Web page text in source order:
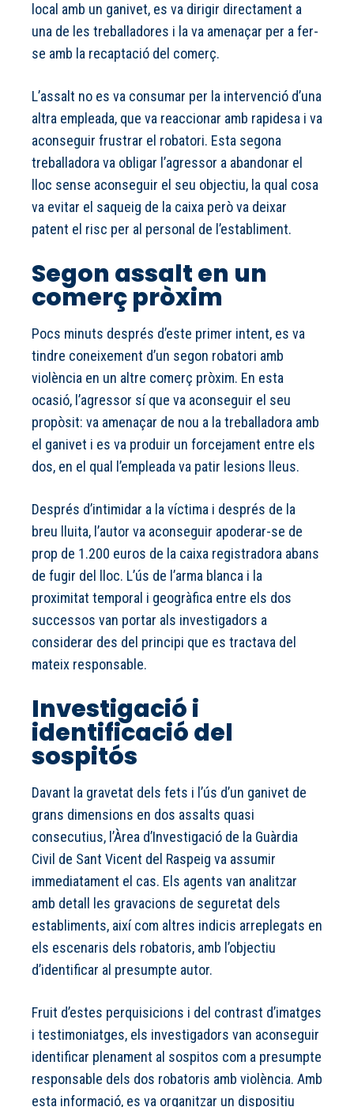
local amb un ganivet, es va dirigir directament a
una de les treballadores i la va amenaçar per a fer-
se amb la recaptació del comerç.
L’assalt no es va consumar per la intervenció d’una
altra empleada, que va reaccionar amb rapidesa i va
aconseguir frustrar el robatori. Esta segona
treballadora va obligar l’agressor a abandonar el
lloc sense aconseguir el seu objectiu, la qual cosa
va evitar el saqueig de la caixa però va deixar
patent el risc per al personal de l’establiment.
Segon assalt en un
comerç pròxim
Pocs minuts després d’este primer intent, es va
tindre coneixement d’un segon robatori amb
violència en un altre comerç pròxim. En esta
ocasió, l’agressor sí que va aconseguir el seu
propòsit: va amenaçar de nou a la treballadora amb
el ganivet i es va produir un forcejament entre els
dos, en el qual l’empleada va patir lesions lleus.
Després d’intimidar a la víctima i després de la
breu lluita, l’autor va aconseguir apoderar-se de
prop de 1.200 euros de la caixa registradora abans
de fugir del lloc. L’ús de l’arma blanca i la
proximitat temporal i geogràfica entre els dos
successos van portar als investigadors a
considerar des del principi que es tractava del
mateix responsable.
Investigació i
identificació del
sospitós
Davant la gravetat dels fets i l’ús d’un ganivet de
grans dimensions en dos assalts quasi
consecutius, l’Àrea d’Investigació de la Guàrdia
Civil de Sant Vicent del Raspeig va assumir
immediatament el cas. Els agents van analitzar
amb detall les gravacions de seguretat dels
establiments, així com altres indicis arreplegats en
els escenaris dels robatoris, amb l’objectiu
d’identificar al presumpte autor.
Fruit d’estes perquisicions i del contrast d’imatges
i testimoniatges, els investigadors van aconseguir
identificar plenament al sospitos com a presumpte
responsable dels dos robatoris amb violència. Amb
esta informació, es va organitzar un dispositiu